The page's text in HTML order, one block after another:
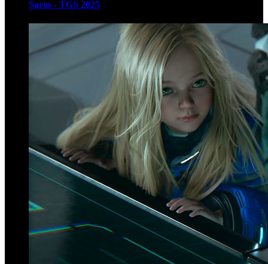
Saros - TGS 2025